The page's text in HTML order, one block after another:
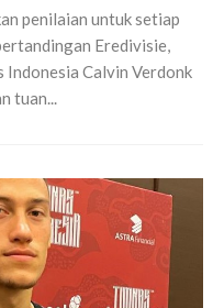
penilaian untuk setiap
Eredivisie,
Indonesia Calvin Verdonk
tuan...